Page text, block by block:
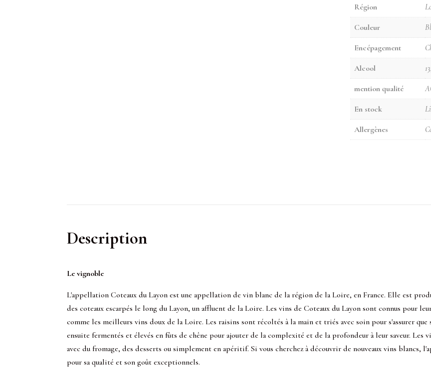
Région
Couleur
Encépagement
Alcool
mention qualité
En stock
Allergènes
Description
Le vignoble
L'appellation Coteaux du Layon est une appellation de vin blanc de la région de la Loire, en France. Elle est
des coteaux escarpés le long du Layon, un affluent de la Loire. Les vins de Coteaux du Layon sont connus pour
comme les meilleurs vins doux de la Loire. Les raisins sont récoltés à la main et triés avec soin pour s'assurer
ensuite fermentés et élevés en fûts de chêne pour ajouter de la complexité et de la profondeur à leur saveur. Les
avec du fromage, des desserts ou simplement en apéritif. Si vous cherchez à découvrir de nouveaux vins blancs,
pour sa qualité et son goût exceptionnels.